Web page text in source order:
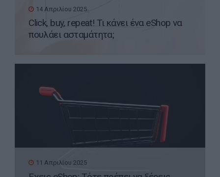
14 Απριλίου 2025
Click, buy, repeat! Τι κάνει ένα eShop να
πουλάει ασταμάτητα;
11 Απριλίου 2025